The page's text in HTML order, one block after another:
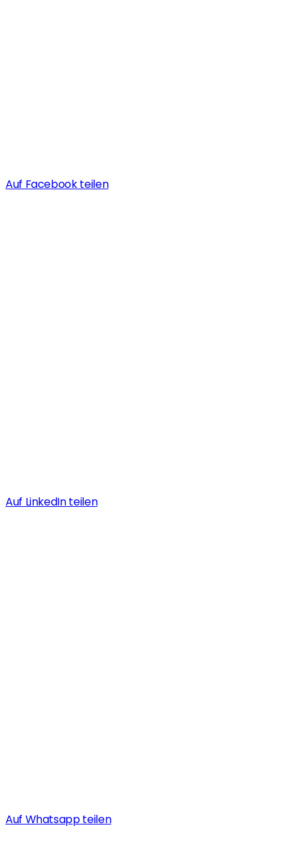
Auf Facebook teilen
Auf LinkedIn teilen
Auf Whatsapp teilen